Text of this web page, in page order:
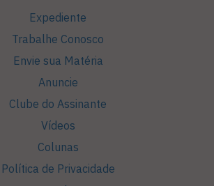
Expediente
Trabalhe Conosco
Envie sua Matéria
Anuncie
Clube do Assinante
Vídeos
Colunas
Política de Privacidade